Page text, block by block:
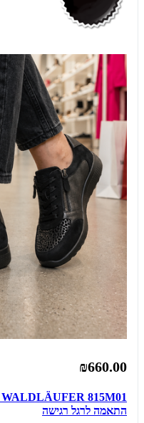
₪660.00
התאמה לרגל רגישה